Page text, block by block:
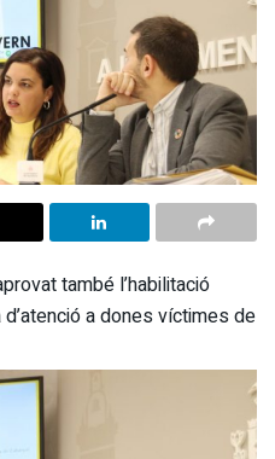
també l’habilitació
a dones víctimes de